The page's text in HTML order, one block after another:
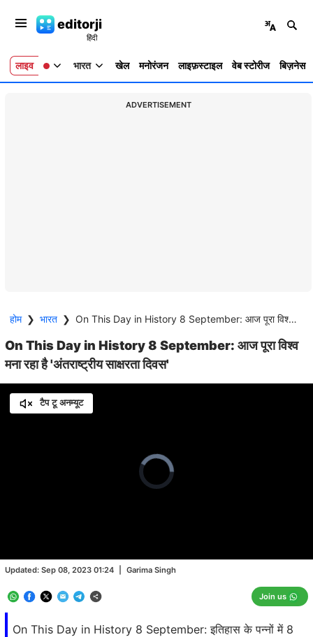
editorji
लाइव भारत खेल मनोरंजन लाइफ़स्टाइल वेब स्टोरीज बिज़नेस
ADVERTISEMENT
होम ❯ भारत ❯ On This Day in History 8 September: आज पूरा विश्व मना रहा है 'अंतराष्ट्रीय साक्षरता दिवस'
On This Day in History 8 September: आज पूरा विश्व
मना रहा है 'अंतराष्ट्रीय साक्षरता दिवस'
On This Day in History 8 September: इतिहास के पन्नों में 8
Updated: Sep 08, 2023 01:24 Garima Singh
Join us
टैप टू अनम्यूट
Video
Player
is
loading.